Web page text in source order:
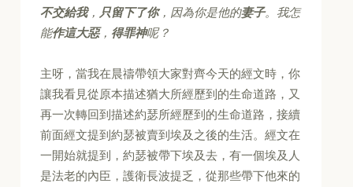
不交給我， 只留下了你，因為你是他的妻子。我怎
能作這大惡， 得罪神呢？
主呀，當我在晨禱帶領大家對齊今天的經文時，你
讓我看見從原本描述猶大所經歷到的生命道路，又
再一次轉回到描述約瑟所經歷到的生命道路，接續
前面經文提到約瑟被賣到埃及之後的生活。經文在
一開始就提到，約瑟被帶下埃及去，有一個埃及人
是法老的內臣，護衛長波提乏，從那些帶下他來的